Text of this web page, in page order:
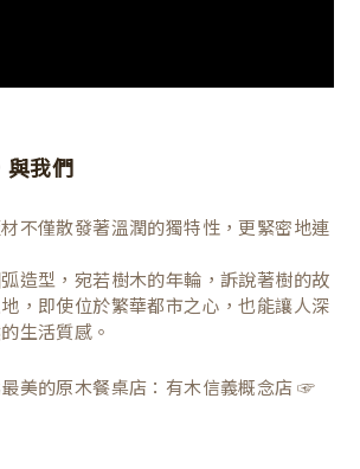
與我們
不僅散發著溫潤的獨特性，更緊密地連
造型，宛若樹木的年輪，訴說著樹的故
，即使位於繁華都市之心，也能讓人深
生活質感。
美的原木餐桌店：有木信義概念店 ☞